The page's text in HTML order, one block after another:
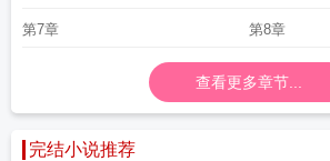
第7章 第8章
查看更多章节...
完结小说推荐